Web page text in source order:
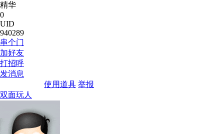
精华
0
UID
940289
串个门
加好友
打招呼
发消息
使用道具 举报
双面玩人